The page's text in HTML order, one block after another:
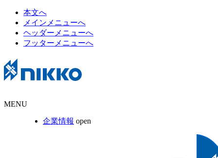
本文へ
メインメニューへ
ヘッダーメニューへ
フッターメニューへ
MENU
企業情報 open